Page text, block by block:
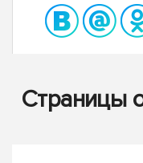
Страницы